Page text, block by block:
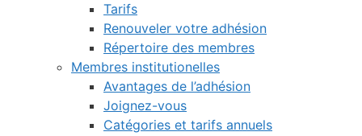
Tarifs
Renouveler votre adhésion
Répertoire des membres
Membres institutionelles
Avantages de l’adhésion
Joignez-vous
Catégories et tarifs annuels